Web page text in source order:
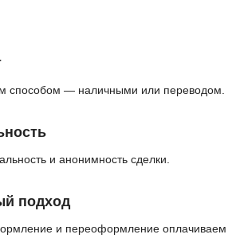
способом — наличными или переводом.
и анонимность сделки.
подход
и переоформление оплачиваем